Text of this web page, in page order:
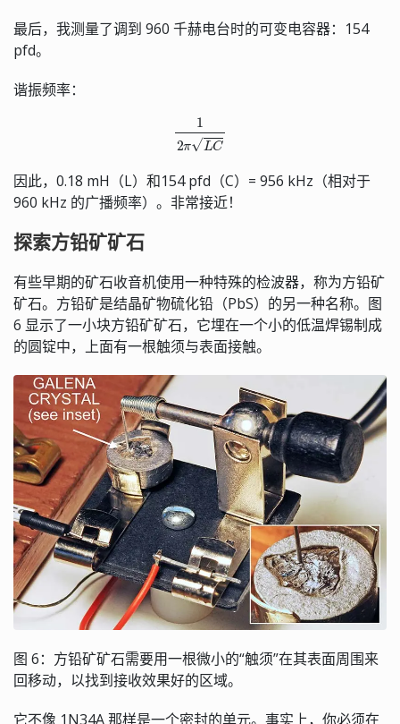
最后，我测量了调到 960 千赫电台时的可变电容器：154
pfd。
谐振频率：
π
因此，0.18 mH（L）和154 pfd（C）= 956 kHz（相对于
960 kHz 的广播频率）。非常接近！
探索方铅矿矿石
有些早期的矿石收音机使用一种特殊的检波器，称为方铅矿
矿石。方铅矿是结晶矿物硫化铅（PbS）的另一种名称。图
6 显示了一小块方铅矿矿石，它埋在一个小的低温焊锡制成
的圆锭中，上面有一根触须与表面接触。
图 6：方铅矿矿石需要用一根微小的“触须”在其表面周围来
回移动，以找到接收效果好的区域。
它不像 1N34A 那样是一个密封的单元。事实上，你必须在